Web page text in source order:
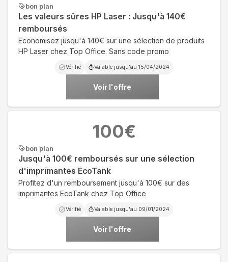
bon plan
Les valeurs sûres HP Laser : Jusqu'à 140€
remboursés
Economisez jusqu'à 140€ sur une sélection de produits
HP Laser chez Top Office. Sans code promo
Vérifié Valable jusqu'au 15/04/2024
Voir l'offre
bon plan
Jusqu'à 100€ remboursés sur une sélection
d'imprimantes EcoTank
Profitez d'un remboursement jusqu'à 100€ sur des
imprimantes EcoTank chez Top Office
Vérifié Valable jusqu'au 09/01/2024
Voir l'offre
100€